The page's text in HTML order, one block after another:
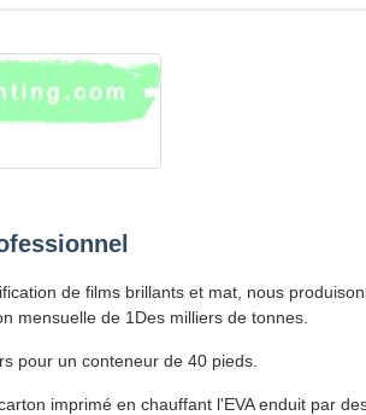
de films brillants et mat, nous
mensuelle de 1Des milliers de tonnes.
pour un conteneur de 40 pieds.
imprimé en chauffant l'EVA enduit par